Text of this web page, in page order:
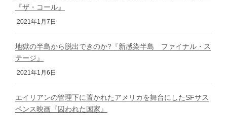
『ザ・コール』
2021年1月7日
地獄の半島から脱出できのか?『新感染半島 ファイナル・ス
テージ』
2021年1月6日
エイリアンの管理下に置かれたアメリカを舞台にしたSFサス
ペンス映画『囚われた国家』